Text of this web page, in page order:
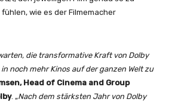
wie es der Filmemacher
die transformative Kraft von Dolby
noch mehr Kinos auf der ganzen Welt zu
Head of Cinema and Group
. „Nach dem stärksten Jahr von Dolby